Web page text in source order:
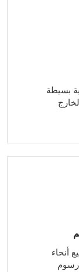
بسيطة
أنحاء
رسوم